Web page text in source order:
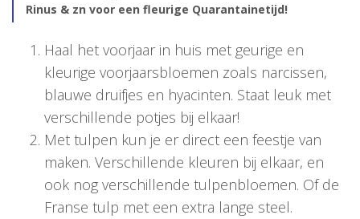
Rinus & zn voor een fleurige Quarantainetijd!
Haal het voorjaar in huis met geurige en
kleurige voorjaarsbloemen zoals narcissen,
blauwe druifjes en hyacinten. Staat leuk met
verschillende potjes bij elkaar!
Met tulpen kun je er direct een feestje van
maken. Verschillende kleuren bij elkaar, en
ook nog verschillende tulpenbloemen. Of de
Franse tulp met een extra lange steel.